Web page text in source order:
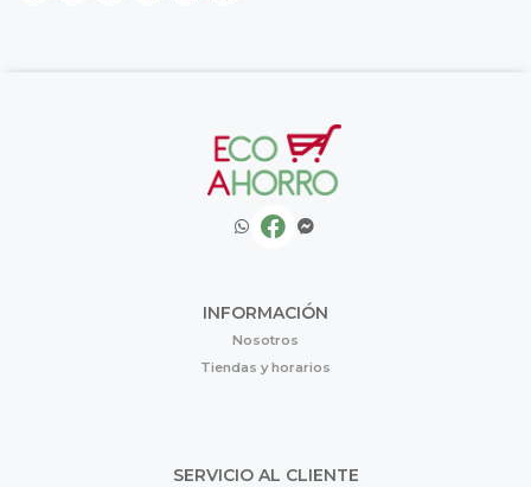
INFORMACIÓN
Nosotros
Tiendas y horarios
SERVICIO AL CLIENTE